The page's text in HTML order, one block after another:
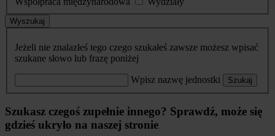
Wyszukaj
Jeżeli nie znalazłeś tego czego szukałeś zawsze możesz wpisać
szukane słowo lub frazę poniżej
Wpisz nazwę jednostki Szukaj
Szukasz czegoś zupełnie innego? Sprawdź, może się
gdzieś ukryło na naszej stronie